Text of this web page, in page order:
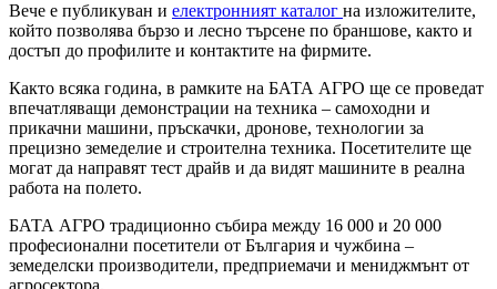
Вече е публикуван и електронният каталог на изложителите,
който позволява бързо и лесно търсене по браншове, както и
достъп до профилите и контактите на фирмите.
Както всяка година, в рамките на БАТА АГРО ще се проведат
впечатляващи демонстрации на техника – самоходни и
прикачни машини, пръскачки, дронове, технологии за
прецизно земеделие и строителна техника. Посетителите ще
могат да направят тест драйв и да видят машините в реална
работа на полето.
БАТА АГРО традиционно събира между 16 000 и 20 000
професионални посетители от България и чужбина –
земеделски производители, предприемачи и мениджмънт от